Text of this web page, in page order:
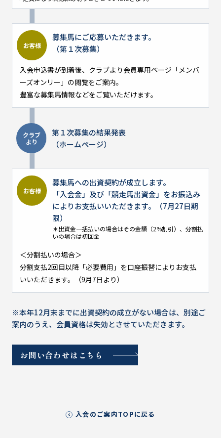
お客様
募集馬にご応募いただきます。
（第１次募集）
入会申込書が到着後、クラブより会員専用ページ「メンバ
ーズオンリー」の閲覧をご案内。
豊富な募集馬情報などをご覧いただけます。
クラブ
より
第１次募集の結果発表
（ホームページ）
お客様
募集馬への出資契約が成立します。
「入会金」及び「競走馬出資金」をお振込み
によりお支払いいただきます。（7月27日期
限）
＊出資金一括払いの場合はその金額（2%割引）、分割払
いの場合は初回金
＜分割払いの場合＞
分割支払2回目以降「必要費用」を口座振替によりお支払
いいただきます。（9月7日より）
※本年12月末までに出資契約の成立がない場合は、別途ご
案内のうえ、会員資格は失効とさせていただきます。
お問い合わせはこちら
入会のご案内TOPに戻る